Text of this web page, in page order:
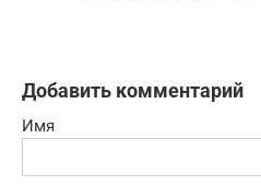
Добавить комментарий
Имя